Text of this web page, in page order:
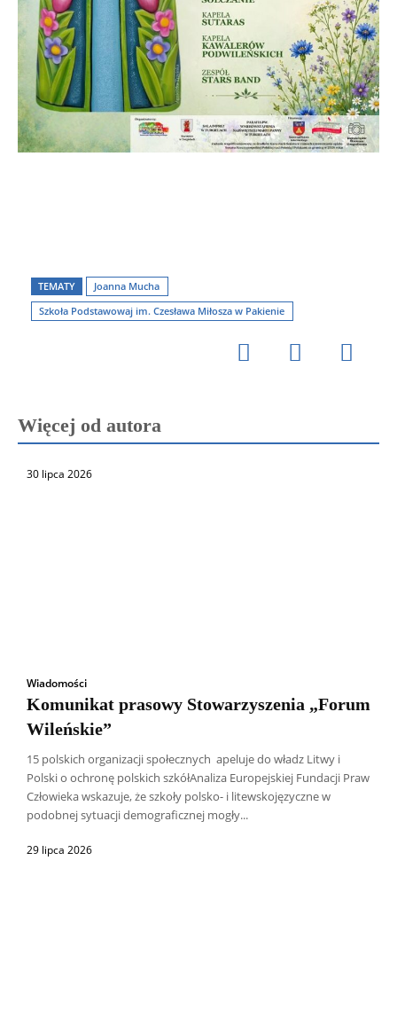
TEMATY
Joanna Mucha
Szkoła Podstawowaj im. Czesława Miłosza w Pakienie
Więcej od autora
30 lipca 2026
Wiadomości
Komunikat prasowy Stowarzyszenia „Forum
Wileńskie”
15 polskich organizacji społecznych apeluje do władz Litwy i
Polski o ochronę polskich szkółAnaliza Europejskiej Fundacji Praw
Człowieka wskazuje, że szkoły polsko- i litewskojęzyczne w
podobnej sytuacji demograficznej mogły...
29 lipca 2026